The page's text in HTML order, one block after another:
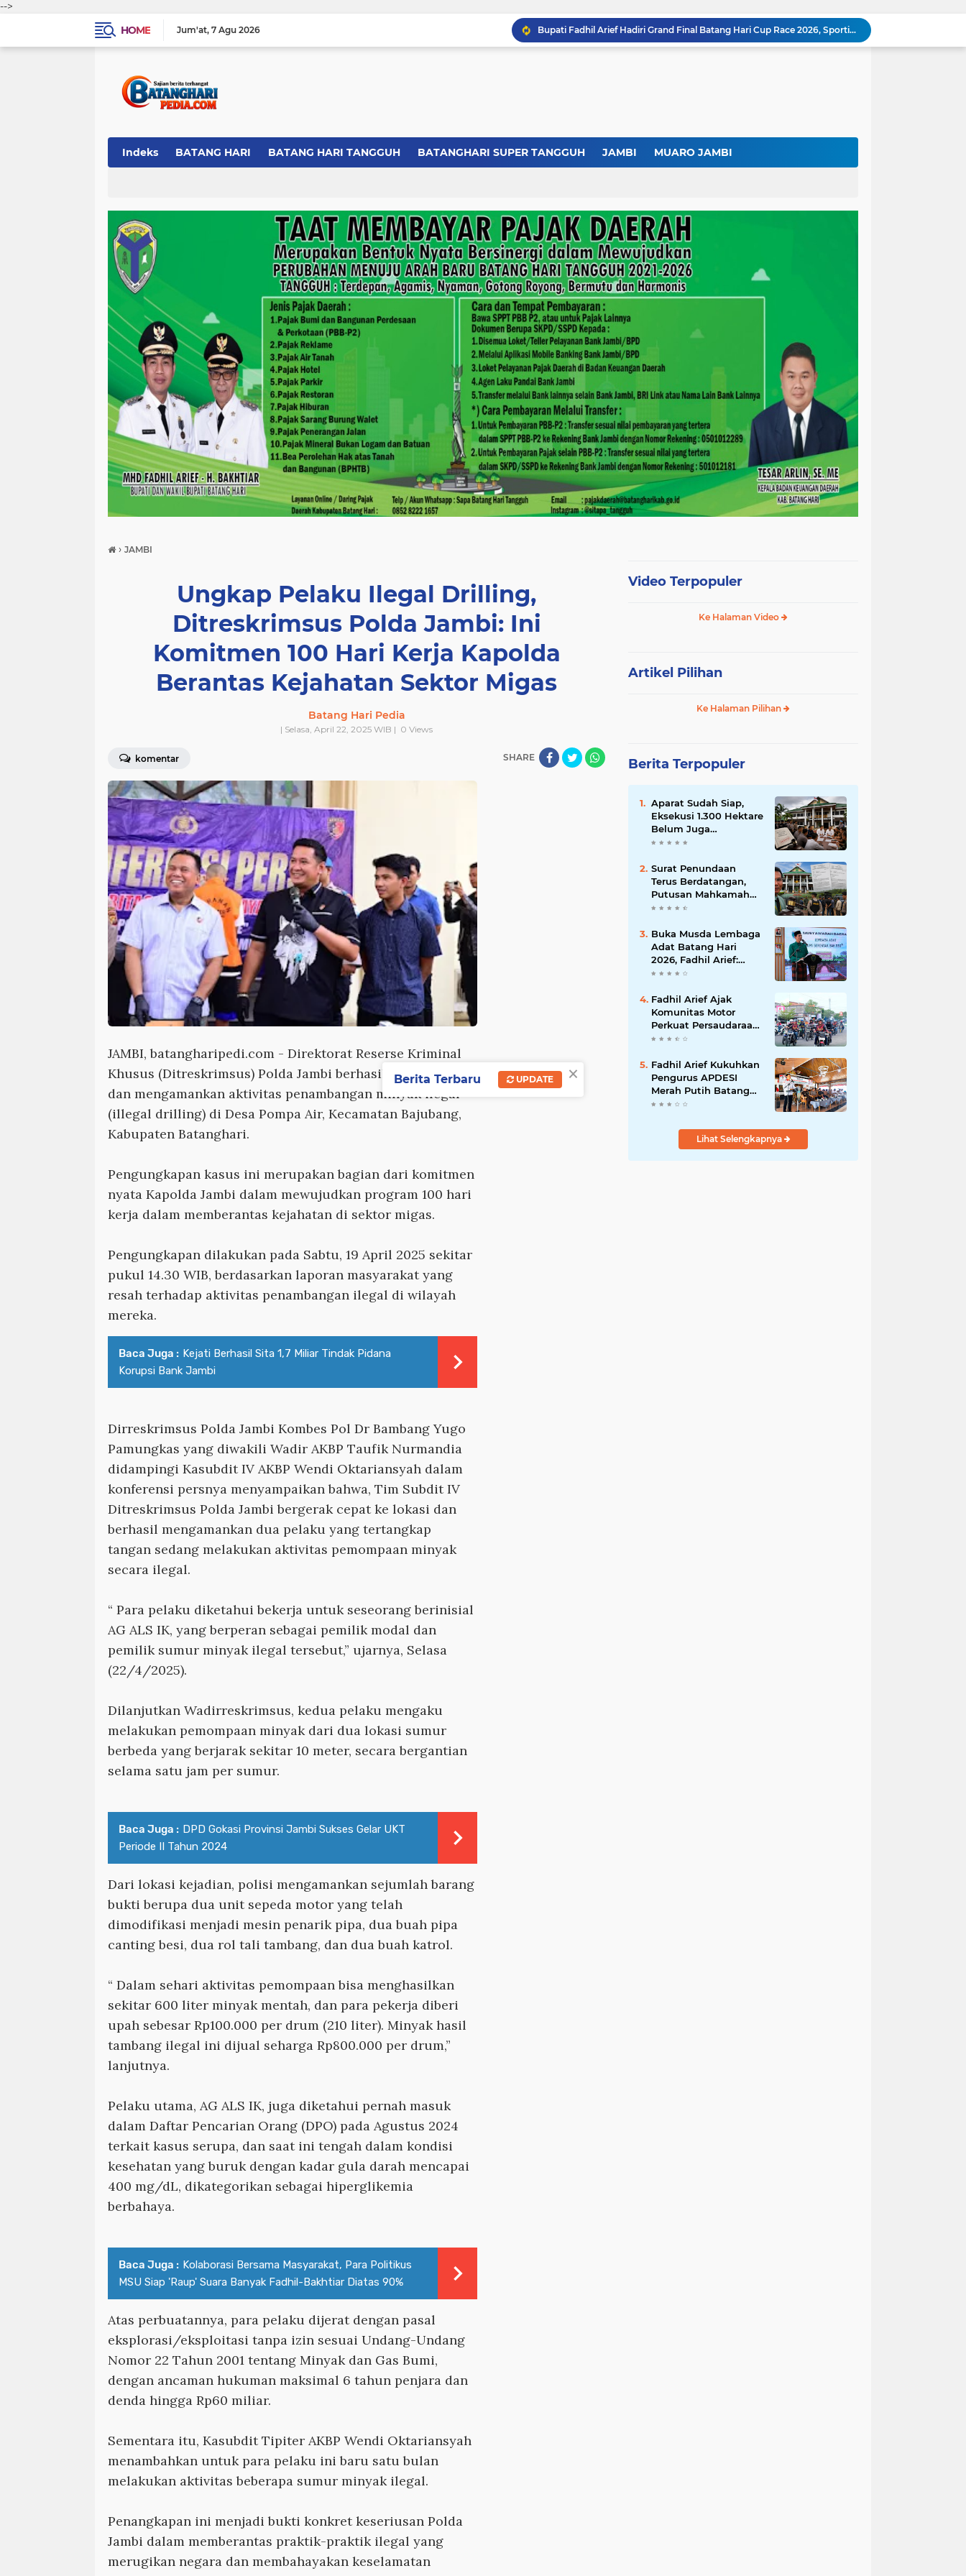
-->
HOME
Jum'at 7 Agu 2026
Fadhil Arief Ajak Komunitas Motor Perkuat Persaudaraan dan Budaya Tertib Berlalu Lintas
Surat Penundaan Terus Berdatangan, Putusan Mahkamah Agung Sudah Final, Mengapa Eksekusi Belum Dilaksanakan?
Buka Musda Lembaga Adat Batang Hari 2026, Fadhil Arief: Adat Adalah Benteng Jati Diri Generasi Muda
Indeks BATANG HARI BATANG HARI TANGGUH BATANGHARI SUPER TANGGUH JAMBI MUARO JAMBI
› JAMBI
Ungkap Pelaku Ilegal Drilling,
Ditreskrimsus Polda Jambi: Ini
Komitmen 100 Hari Kerja Kapolda
Berantas Kejahatan Sektor Migas
Batang Hari Pedia
| Selasa, April 22, 2025 WIB | 0 Views
komentar SHARE
JAMBI, batangharipedi.com - Direktorat Reserse Kriminal
Khusus (Ditreskrimsus) Polda Jambi berhasil mengungkap
dan mengamankan aktivitas penambangan minyak ilegal
(illegal drilling) di Desa Pompa Air, Kecamatan Bajubang,
Kabupaten Batanghari.
Pengungkapan kasus ini merupakan bagian dari komitmen
nyata Kapolda Jambi dalam mewujudkan program 100 hari
kerja dalam memberantas kejahatan di sektor migas.
Pengungkapan dilakukan pada Sabtu, 19 April 2025 sekitar
pukul 14.30 WIB, berdasarkan laporan masyarakat yang
resah terhadap aktivitas penambangan ilegal di wilayah
mereka.
Baca Juga : Kejati Berhasil Sita 1,7 Miliar Tindak Pidana
Korupsi Bank Jambi
Dirreskrimsus Polda Jambi Kombes Pol Dr Bambang Yugo
Pamungkas yang diwakili Wadir AKBP Taufik Nurmandia
didampingi Kasubdit IV AKBP Wendi Oktariansyah dalam
konferensi persnya menyampaikan bahwa, Tim Subdit IV
Ditreskrimsus Polda Jambi bergerak cepat ke lokasi dan
berhasil mengamankan dua pelaku yang tertangkap
tangan sedang melakukan aktivitas pemompaan minyak
secara ilegal.
“ Para pelaku diketahui bekerja untuk seseorang berinisial
AG ALS IK, yang berperan sebagai pemilik modal dan
pemilik sumur minyak ilegal tersebut,” ujarnya, Selasa
(22/4/2025).
Dilanjutkan Wadirreskrimsus, kedua pelaku mengaku
melakukan pemompaan minyak dari dua lokasi sumur
berbeda yang berjarak sekitar 10 meter, secara bergantian
selama satu jam per sumur.
Baca Juga : DPD Gokasi Provinsi Jambi Sukses Gelar UKT
Periode II Tahun 2024
Dari lokasi kejadian, polisi mengamankan sejumlah barang
bukti berupa dua unit sepeda motor yang telah
dimodifikasi menjadi mesin penarik pipa, dua buah pipa
canting besi, dua rol tali tambang, dan dua buah katrol.
“ Dalam sehari aktivitas pemompaan bisa menghasilkan
sekitar 600 liter minyak mentah, dan para pekerja diberi
upah sebesar Rp100.000 per drum (210 liter). Minyak hasil
tambang ilegal ini dijual seharga Rp800.000 per drum,”
lanjutnya.
Pelaku utama, AG ALS IK, juga diketahui pernah masuk
dalam Daftar Pencarian Orang (DPO) pada Agustus 2024
terkait kasus serupa, dan saat ini tengah dalam kondisi
kesehatan yang buruk dengan kadar gula darah mencapai
400 mg/dL, dikategorikan sebagai hiperglikemia
berbahaya.
Baca Juga : Kolaborasi Bersama Masyarakat, Para Politikus
MSU Siap 'Raup' Suara Banyak Fadhil-Bakhtiar Diatas 90%
Atas perbuatannya, para pelaku dijerat dengan pasal
eksplorasi/eksploitasi tanpa izin sesuai Undang-Undang
Nomor 22 Tahun 2001 tentang Minyak dan Gas Bumi,
dengan ancaman hukuman maksimal 6 tahun penjara dan
denda hingga Rp60 miliar.
Sementara itu, Kasubdit Tipiter AKBP Wendi Oktariansyah
menambahkan untuk para pelaku ini baru satu bulan
melakukan aktivitas beberapa sumur minyak ilegal.
Penangkapan ini menjadi bukti konkret keseriusan Polda
Jambi dalam memberantas praktik-praktik ilegal yang
merugikan negara dan membahayakan keselamatan
Video Terpopuler
Ke Halaman Video
Artikel Pilihan
Ke Halaman Pilihan
Berita Terpopuler
Aparat Sudah Siap,
Eksekusi 1.300 Hektare
Belum Juga
Ditetapkan PN Muara
Surat Penundaan
Terus Berdatangan,
Putusan Mahkamah
Agung Sudah Final,
Belum Dilaksanakan?
Buka Musda Lembaga
Adat Batang Hari
2026, Fadhil Arief:
Adat Adalah Benteng
Muda
Fadhil Arief Ajak
Komunitas Motor
Perkuat Persaudaraan
dan Budaya Tertib
Fadhil Arief Kukuhkan
Pengurus APDESI
Merah Putih Batang
Hari, Iknak Nahkodai
Lihat Selengkapnya
×
Berita Terbaru UPDATE